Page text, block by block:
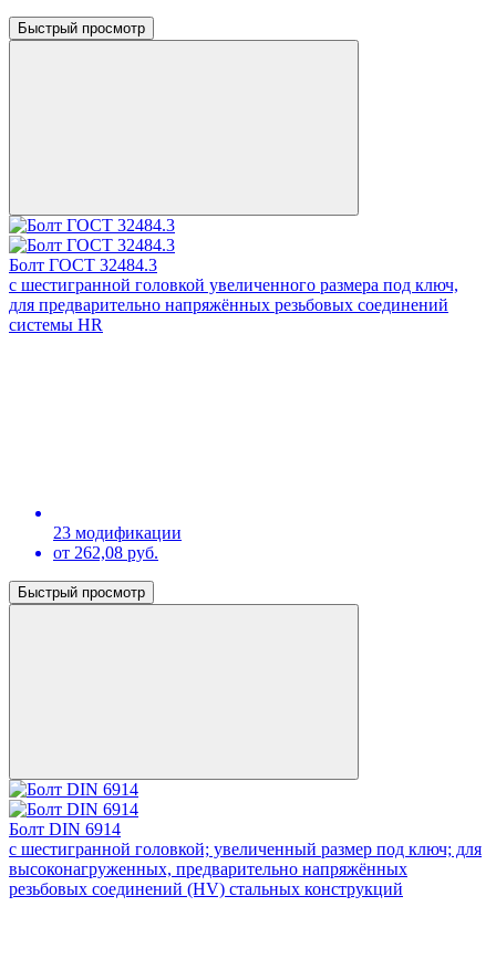
Быстрый просмотр
Болт ГОСТ 32484.3
с шестигранной головкой увеличенного размера под ключ,
для предварительно напряжённых резьбовых соединений
системы HR
23 модификации
от 262,08 руб.
Быстрый просмотр
Болт DIN 6914
с шестигранной головкой; увеличенный размер под ключ; для
высоконагруженных, предварительно напряжённых
резьбовых соединений (HV) стальных конструкций